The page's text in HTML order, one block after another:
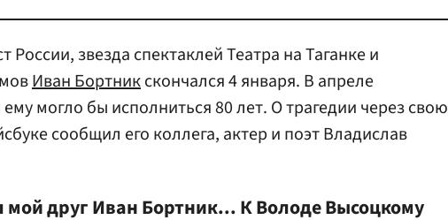
России, звезда спектаклей Театра на Таганке и
Иван Бортникскончался 4 января. В апреле
могло бы исполниться 80 лет. О трагедии через свою
сообщил его коллега, актер и поэт Владислав
мой друг Иван Бортник... К Володе Высоцкому